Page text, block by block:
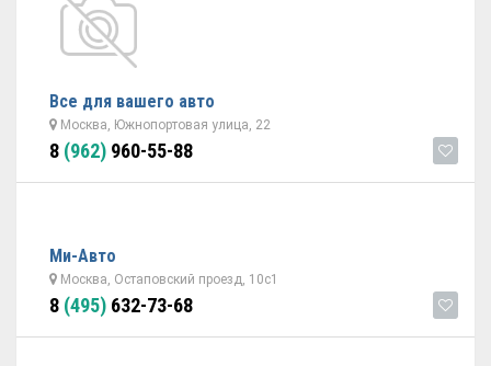
Все для вашего авто
Москва, Южнопортовая улица, 22
8 (962) 960-55-88
Ми-Авто
Москва, Остаповский проезд, 10с1
8 (495) 632-73-68